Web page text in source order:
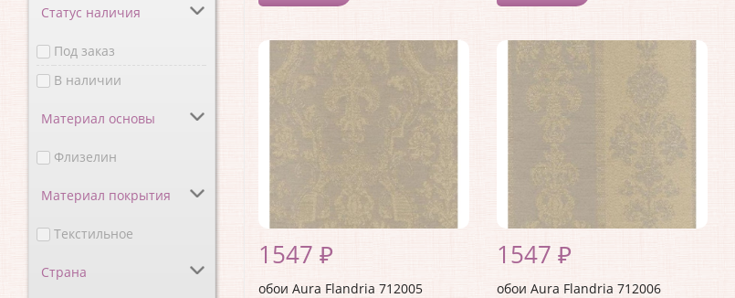
Статус наличия
Под заказ
В наличии
Материал основы
Флизелин
Материал покрытия
Текстильное
Страна
1547 ₽
обои Aura Flandria 712005
1547 ₽
обои Aura Flandria 712006